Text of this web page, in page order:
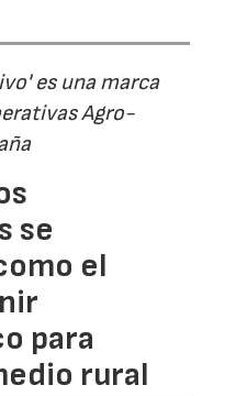
es una marca
Agro-
se
el
para
rural